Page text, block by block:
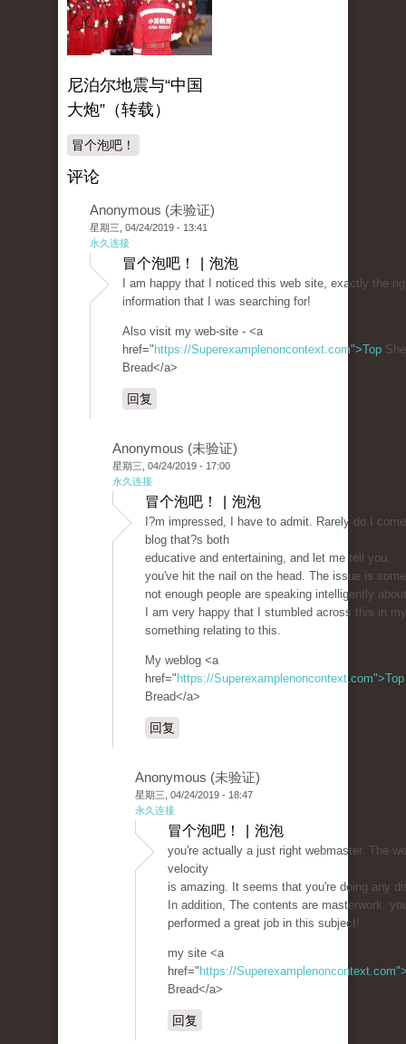
尼泊尔地震与“中国
大炮”（转载）
冒个泡吧！
评论
Anonymous (未验证)
星期三, 04/24/2019 - 13:41
永久连接
冒个泡吧！ | 泡泡
I am happy that I noticed this web site, exactly the
information that I was searching for!
Also visit my web-site - <a
href=" https://Superexamplenoncontext.com">Top
Bread</a>
回复
Anonymous (未验证)
星期三, 04/24/2019 - 17:00
永久连接
冒个泡吧！ | 泡泡
I?m impressed, I have to admit. Rarely do I
blog that?s both
educative and entertaining, and let me tell you,
you've hit the nail on the head. The issue is
not enough people are speaking intelligently
I am very happy that I stumbled across this in
something relating to this.
My weblog <a
href=" https://Superexamplenoncontext.com">Top
Bread</a>
回复
Anonymous (未验证)
星期三, 04/24/2019 - 18:47
永久连接
冒个泡吧！ | 泡泡
you're actually a just right webmaster. The
velocity
is amazing. It seems that you're doing any
In addition, The contents are masterwork.
performed a great job in this subject!
my site <a
href=" https://
Bread</a>
回复